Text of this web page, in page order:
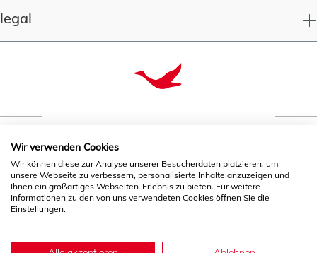
legal
quality since 1993
* All prices incl. VAT plusshipping costsand possible
delivery charges, if not stated otherwise.
Wir verwenden Cookies
Wir können diese zur Analyse unserer Besucherdaten platzieren, um
unsere Webseite zu verbessern, personalisierte Inhalte anzuzeigen und
Ihnen ein großartiges Webseiten-Erlebnis zu bieten. Für weitere
Informationen zu den von uns verwendeten Cookies öffnen Sie die
Einstellungen.